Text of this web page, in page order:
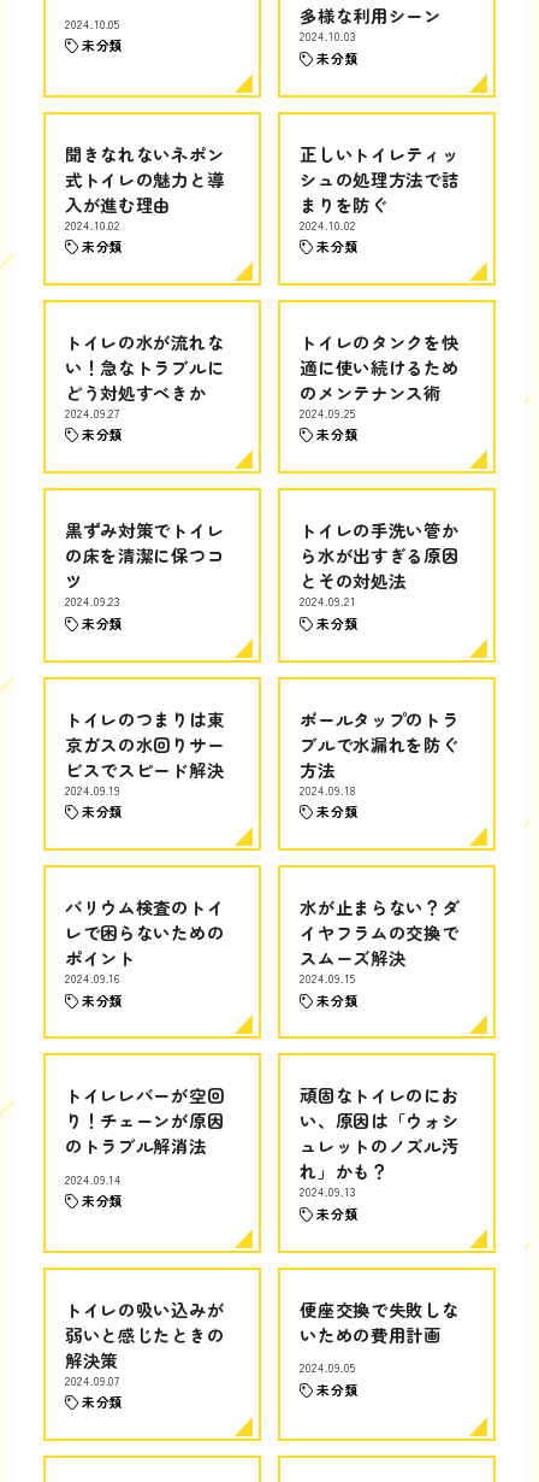
2024.10.05
未分類
多様な利用シーン
2024.10.03
未分類
聞きなれないネポン
式トイレの魅力と導
入が進む理由
2024.10.02
未分類
正しいトイレティッ
シュの処理方法で詰
まりを防ぐ
2024.10.02
未分類
トイレの水が流れな
い！急なトラブルに
どう対処すべきか
2024.09.27
未分類
トイレのタンクを快
適に使い続けるため
のメンテナンス術
2024.09.25
未分類
黒ずみ対策でトイレ
の床を清潔に保つコ
ツ
2024.09.23
未分類
トイレの手洗い管か
ら水が出すぎる原因
とその対処法
2024.09.21
未分類
トイレのつまりは東
京ガスの水回りサー
ビスでスピード解決
2024.09.19
未分類
ボールタップのトラ
ブルで水漏れを防ぐ
方法
2024.09.18
未分類
バリウム検査のトイ
レで困らないための
ポイント
2024.09.16
未分類
水が止まらない？ダ
イヤフラムの交換で
スムーズ解決
2024.09.15
未分類
トイレレバーが空回
り！チェーンが原因
のトラブル解消法
2024.09.14
未分類
頑固なトイレのにお
い、原因は「ウォシ
ュレットのノズル汚
れ」かも？
2024.09.13
未分類
トイレの吸い込みが
弱いと感じたときの
解決策
2024.09.07
未分類
便座交換で失敗しな
いための費用計画
2024.09.05
未分類